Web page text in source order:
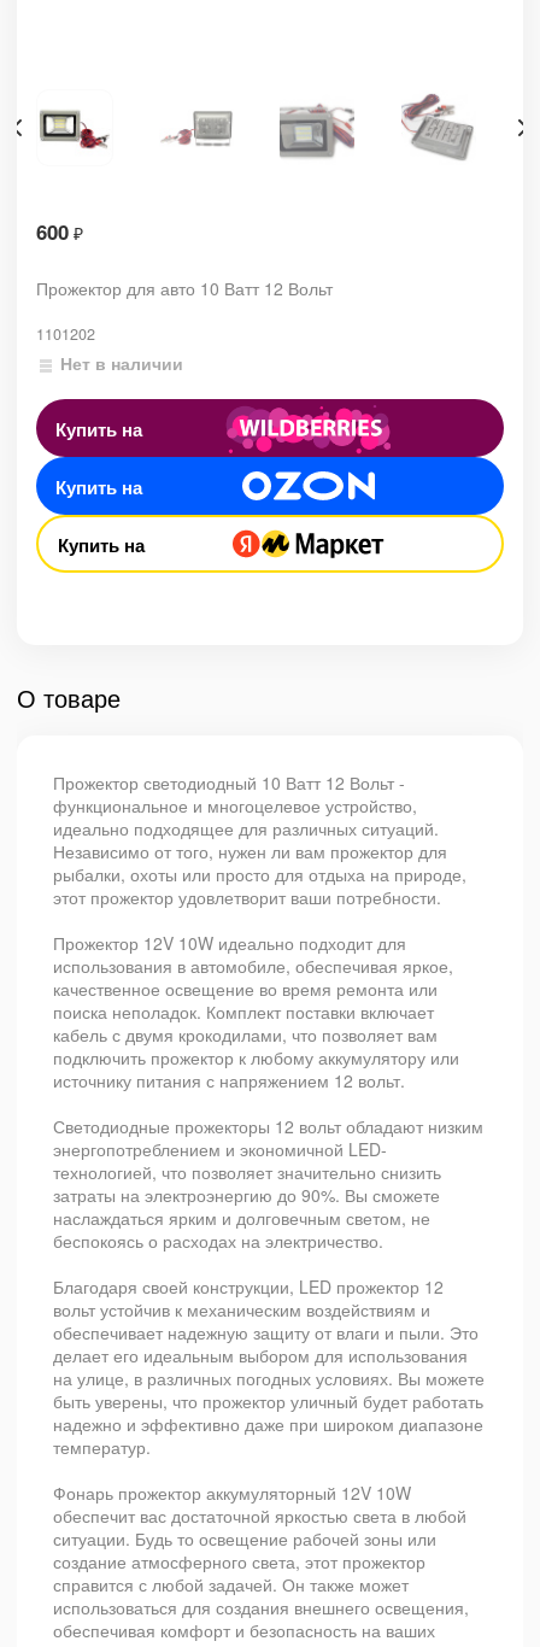
600 ₽
Прожектор для авто 10 Ватт 12 Вольт
1101202
Нет в наличии
Купить на
Купить на
Купить на
О товаре
Прожектор светодиодный 10 Ватт 12 Вольт -
функциональное и многоцелевое устройство,
идеально подходящее для различных ситуаций.
Независимо от того, нужен ли вам прожектор для
рыбалки, охоты или просто для отдыха на природе,
этот прожектор удовлетворит ваши потребности.
Прожектор 12V 10W идеально подходит для
использования в автомобиле, обеспечивая яркое,
качественное освещение во время ремонта или
поиска неполадок. Комплект поставки включает
кабель с двумя крокодилами, что позволяет вам
подключить прожектор к любому аккумулятору или
источнику питания с напряжением 12 вольт.
Светодиодные прожекторы 12 вольт обладают низким
энергопотреблением и экономичной LED-
технологией, что позволяет значительно снизить
затраты на электроэнергию до 90%. Вы сможете
наслаждаться ярким и долговечным светом, не
беспокоясь о расходах на электричество.
Благодаря своей конструкции, LED прожектор 12
вольт устойчив к механическим воздействиям и
обеспечивает надежную защиту от влаги и пыли. Это
делает его идеальным выбором для использования
на улице, в различных погодных условиях. Вы можете
быть уверены, что прожектор уличный будет работать
надежно и эффективно даже при широком диапазоне
температур.
Фонарь прожектор аккумуляторный 12V 10W
обеспечит вас достаточной яркостью света в любой
ситуации. Будь то освещение рабочей зоны или
создание атмосферного света, этот прожектор
справится с любой задачей. Он также может
использоваться для создания внешнего освещения,
обеспечивая комфорт и безопасность на ваших